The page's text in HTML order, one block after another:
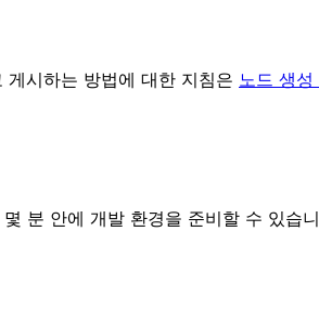
시하는 방법에 대한 지침은 노드 생성
분 안에 개발 환경을 준비할 수 있습